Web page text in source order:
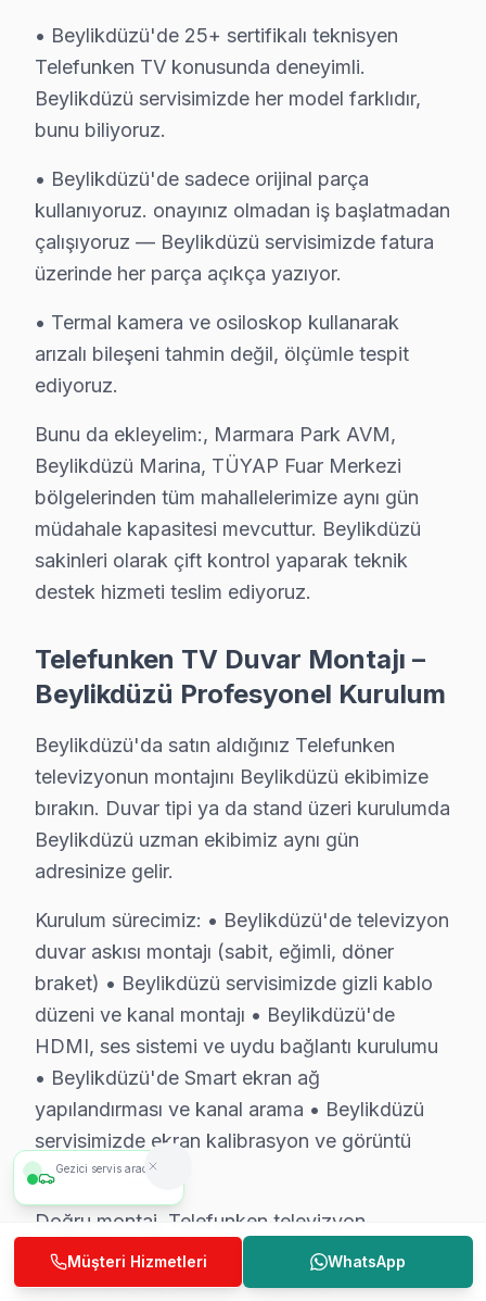
S: Beylikdüzü'de Telefunken akıllı TV'lerde en sık
C: servisimizde Telefunken Alexa mikrofon sorunu
S: Beylikdüzü'de Telefunken 4K modeli modelinde
S: Beylikdüzü'de Telefunken görüntüleme sistemi
C: Beylikdüzü servisimize başvurmadan önce şunları
Beylikdüzü'de Telefunken Hizmete Nasıl
Beylikdüzü sakinleri için Telefunken televizyon
Telefon: 0850 811 14 36
• Beylikdüzü'de WhatsApp üzerinden de destek
• Beylikdüzü'ye belirlenen saatte bu TV uzmanı
Beylikdüzü Yerinde Servis Detayları: Beylikdüzü'de
Marmara Park AVM, Beylikdüzü Marina, TÜYAP
Ücret ödemeden önce fiyat öğrenin. 0850 811 14 36
Beylikdüzü'de Telefunken marka televizyonunuz
Beylikdüzü Sektör Deneyimi: Beylikdüzü ve çevre
Telefunken Marka Eğitimi: söz konusu model yetkili
Beylikdüzü Referansları: Beylikdüzü sakinlerinin
Ücret ödemeden önce fiyat öğrenin. 0850 811 14 36
Uzman Telefunken Teknisyen Ekibimiz
Beylikdüzü Telefunken Hizmet'in başarısı,
• Beylikdüzü'de Telefunken Yetkili Hizmet
Beylikdüzü teknisyenlerimiz Telefunken tarafından
• Beylikdüzü'de BGA ve SMD Lehimleme Uzmanlığı
Beylikdüzü servisimizde mikro-elektronik konusunda
• Yazılım ve Firmware Yükseltmesi
Tizen, WebOS, Android TV, VIDAA — tüm akıllı TV
• Beylikdüzü'de Sürekli Eğitim Programları
Yazılım güncellemesinden chip-level tamire kadar
» Teknik yetkinlik ile güvenilirliği bir arada
Beylikdüzü'de televizyon servis ihtiyacınız için,
• Beylikdüzü'de 25+ sertifikalı teknisyen
Telefunken TV konusunda deneyimli.
Beylikdüzü servisimizde her model farklıdır,
bunu biliyoruz.
• Beylikdüzü'de sadece orijinal parça
kullanıyoruz. onayınız olmadan iş başlatmadan
çalışıyoruz — Beylikdüzü servisimizde fatura
üzerinde her parça açıkça yazıyor.
• Termal kamera ve osiloskop kullanarak
arızalı bileşeni tahmin değil, ölçümle tespit
ediyoruz.
Bunu da ekleyelim:, Marmara Park AVM,
Beylikdüzü Marina, TÜYAP Fuar Merkezi
bölgelerinden tüm mahallelerimize aynı gün
müdahale kapasitesi mevcuttur. Beylikdüzü
sakinleri olarak çift kontrol yaparak teknik
destek hizmeti teslim ediyoruz.
Telefunken TV Duvar Montajı –
Beylikdüzü Profesyonel Kurulum
Beylikdüzü'da satın aldığınız Telefunken
televizyonun montajını Beylikdüzü ekibimize
bırakın. Duvar tipi ya da stand üzeri kurulumda
Beylikdüzü uzman ekibimiz aynı gün
adresinize gelir.
Kurulum sürecimiz: • Beylikdüzü'de televizyon
duvar askısı montajı (sabit, eğimli, döner
braket) • Beylikdüzü servisimizde gizli kablo
düzeni ve kanal montajı • Beylikdüzü'de
HDMI, ses sistemi ve uydu bağlantı kurulumu
• Beylikdüzü'de Smart ekran ağ
yapılandırması ve kanal arama • Beylikdüzü
servisimizde ekran kalibrasyon ve görüntü
ayarları
Doğru montaj, Telefunken televizyon
ünitesi'nizin performansını doğrudan etkiler —
Beylikdüzü'de randevu oluşturun.
Gezici servis aracımız
Müşteri Hizmetleri WhatsApp